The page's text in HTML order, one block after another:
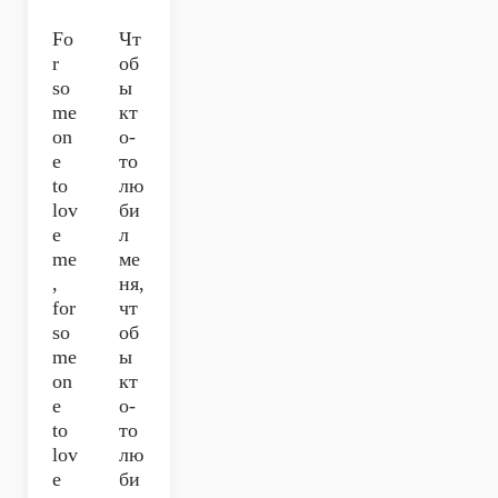
Fo
r
so
me
on
e
to
lov
e
me
,
for
so
me
on
e
to
lov
e
Чт
об
ы
кт
о-
то
лю
би
л
ме
ня,
чт
об
ы
кт
о-
то
лю
би